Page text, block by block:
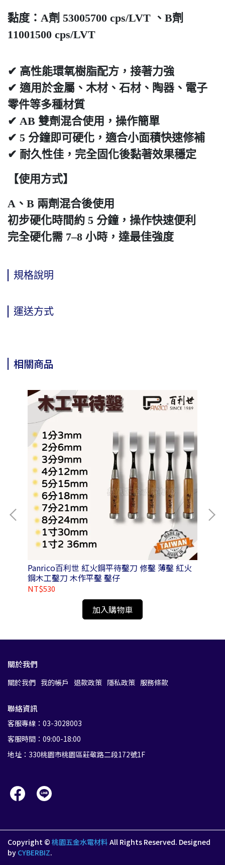
黏度：A劑 53005700 cps/LVT 、B劑
11001500 cps/LVT
✔ 高性能環氧樹脂配方，接著力強
✔ 適用於金屬、木材、石材、陶器、電子
零件等多種材質
✔ AB 雙劑混合使用，操作簡單
✔ 5 分鐘即可硬化，適合小面積快速修補
✔ 耐久性佳，完全固化後黏著效果穩定
【使用方式】
A、B 兩劑混合後使用
初步硬化時間約 5 分鐘，操作快速便利
完全硬化需 7–8 小時，達最佳強度
規格說明
運送方式
相關商品
Panrico百利世 紅火鋼平待鑿刀 修鑿 薄鑿 紅火
鋼木工鑿刀 木作平鑿 鑿仔
NT$530
加入購物車
關於我們
關於我們 我的帳戶 退款政策 隱私政策 服務條款
聯絡資訊
客服專線：03-3028003
客服時間：09:00-18:00
地址：330桃園市桃園區莊敬路二段172號1F
Copyright © 桃園五金水電材料 All Rights Reserved. Designed
by CYBERBIZ.